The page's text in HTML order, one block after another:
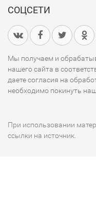
СОЦСЕТИ
Мы получаем и
нашего сайта в
даете согласия на
необходимо покинуть
При использовании
ссылки на источник.